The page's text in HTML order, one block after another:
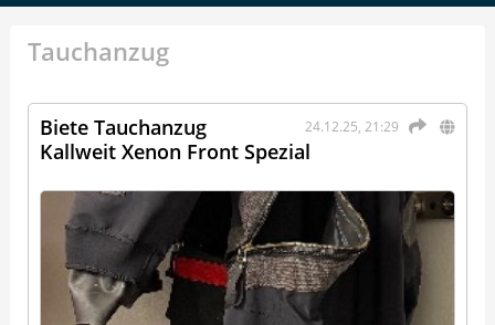
Tauchanzug
24.12.25, 21:29
Biete Tauchanzug
Kallweit Xenon Front Spezial